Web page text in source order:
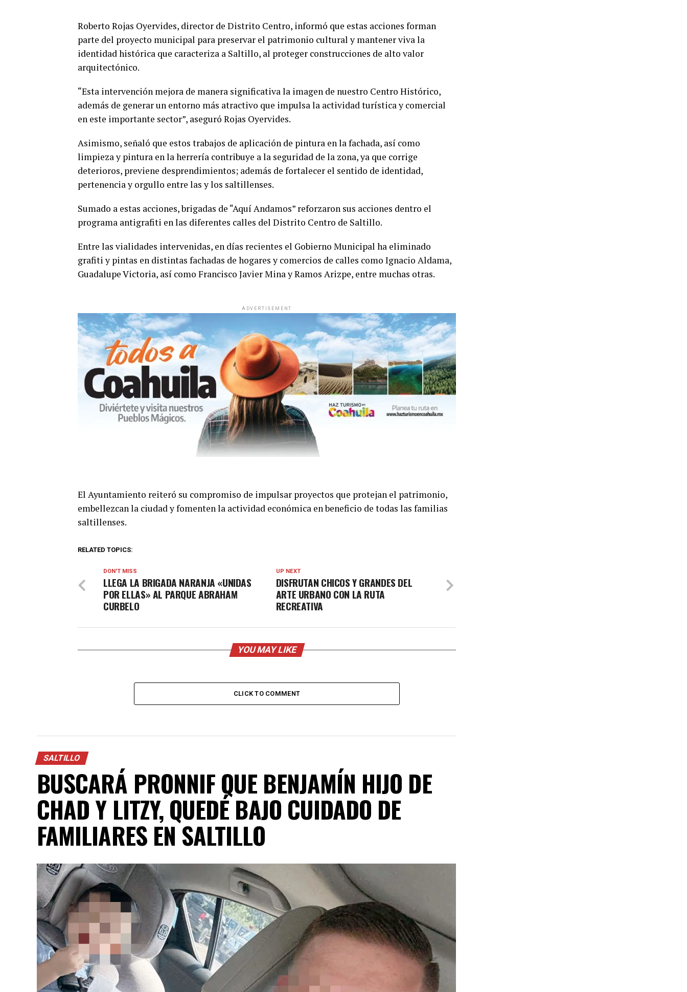
Roberto Rojas Oyervides, director de Distrito Centro, informó que estas acciones forman
parte del proyecto municipal para preservar el patrimonio cultural y mantener viva la
identidad histórica que caracteriza a Saltillo, al proteger construcciones de alto valor
arquitectónico.
“Esta intervención mejora de manera significativa la imagen de nuestro Centro Histórico,
además de generar un entorno más atractivo que impulsa la actividad turística y comercial
en este importante sector”, aseguró Rojas Oyervides.
Asimismo, señaló que estos trabajos de aplicación de pintura en la fachada, así como
limpieza y pintura en la herrería contribuye a la seguridad de la zona, ya que corrige
deterioros, previene desprendimientos; además de fortalecer el sentido de identidad,
pertenencia y orgullo entre las y los saltillenses.
Sumado a estas acciones, brigadas de “Aquí Andamos” reforzaron sus acciones dentro el
programa antigrafiti en las diferentes calles del Distrito Centro de Saltillo.
Entre las vialidades intervenidas, en días recientes el Gobierno Municipal ha eliminado
grafiti y pintas en distintas fachadas de hogares y comercios de calles como Ignacio Aldama,
Guadalupe Victoria, así como Francisco Javier Mina y Ramos Arizpe, entre muchas otras.
ADVERTISEMENT
El Ayuntamiento reiteró su compromiso de impulsar proyectos que protejan el patrimonio,
embellezcan la ciudad y fomenten la actividad económica en beneficio de todas las familias
saltillenses.
RELATED TOPICS:
UP NEXT
DISFRUTAN CHICOS Y GRANDES DEL
ARTE URBANO CON LA RUTA
RECREATIVA
DON'T MISS
LLEGA LA BRIGADA NARANJA «UNIDAS
POR ELLAS» AL PARQUE ABRAHAM
CURBELO
YOU MAY LIKE
CLICK TO COMMENT
SALTILLO
BUSCARÁ PRONNIF QUE BENJAMÍN HIJO DE
CHAD Y LITZY, QUEDÉ BAJO CUIDADO DE
FAMILIARES EN SALTILLO